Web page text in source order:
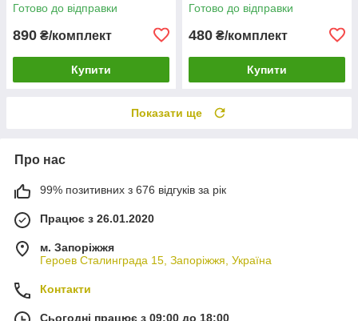
Готово до відправки
890 ₴/комплект
Купити
Готово до відправки
480 ₴/комплект
Купити
Показати ще
Про нас
99% позитивних з 676 відгуків за рік
Працює з 26.01.2020
м. Запоріжжя
Героев Сталинграда 15, Запоріжжя, Україна
Контакти
Сьогодні працює з 09:00 до 18:00